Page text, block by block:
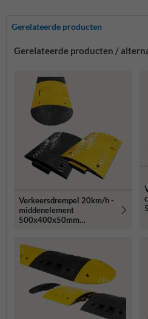
Gerelateerde producten
Gerelateerde producten /
Verkeersdrempel 20km/h -
middenelement
500x400x50mm